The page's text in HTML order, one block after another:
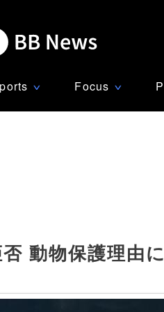
∨ Focus ∨
動物保護理由に